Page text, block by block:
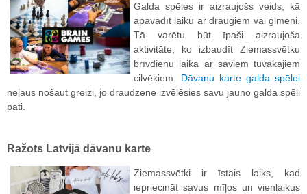
Galda spēles ir aizraujošs veids, kā
apavadīt laiku ar draugiem vai ģimeni.
Tā varētu būt īpaši aizraujoša
aktivitāte, ko izbaudīt Ziemassvētku
brīvdienu laikā ar saviem tuvākajiem
cilvēkiem. Dāvanu karte galda spēlei
neļaus nošaut greizi, jo draudzene izvēlēsies savu jauno galda spēli
pati.
Ražots Latvijā dāvanu karte
Ziemassvētki ir īstais laiks, kad
iepriecināt savus mīļos un vienlaikus